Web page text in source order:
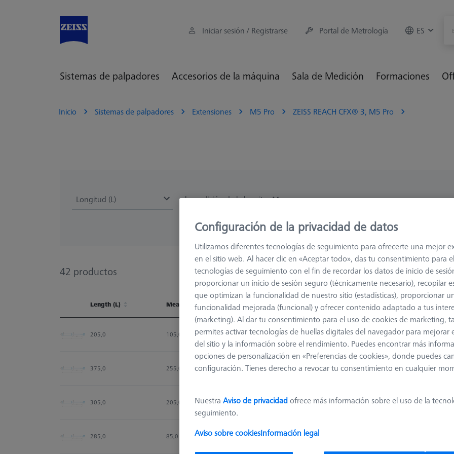
Iniciar sesión / Registrarse Portal de Metrología ES
Sistemas de palpadores Accesorios de la máquina Sala de Medición Formaciones
Inicio Sistemas de palpadores Extensiones M5 Pro ZEISS REACH CFX® 3, M5 Pro
Longitud (L) la medición de la longitud
42 productos
Clasificar resultados
Disponibilidad
Length (L) Measuring Length Ø Body (DG) Width (B) Weight
Measuring Length Ø Body (DG) Width (B) Weight
205,0
105,0 20,0 11,0 53,0
375,0 255,0 20,0 11,0 67,0
305,0 205,0 20,0 11,0 60,0
285,0 85,0 20,0 11,0
Configuración de la privacidad de datos
Utilizamos diferentes tecnologías de seguimiento para ofrecerte una mejor
en el sitio web. Al hacer clic en «Aceptar todo», das tu consentimiento para
tecnologías de seguimiento con el fin de recordar los datos de inicio de
proporcionar un inicio de sesión seguro (técnicamente necesario), recopilar
que optimizan la funcionalidad de nuestro sitio (estadísticas), proporcionar
funcionalidad mejorada (funcional) y ofrecer contenido adaptado a tus
(marketing). Al dar tu consentimiento para el uso de cookies de marketing,
permites activar tecnologías de huellas digitales del navegador para mejorar
del sitio y la información sobre el rendimiento. Puedes encontrar más
opciones de personalización en «Preferencias de cookies», donde puedes
configuración. Tienes derecho a revocar tu consentimiento en cualquier
Nuestra Aviso de privacidadofrece más información sobre el uso de la
seguimiento.
Aviso sobre cookiesInformación legal